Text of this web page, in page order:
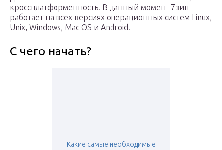
кроссплатформенность. В данный момент 7зип
работает на всех версиях операционных систем Linux,
Unix, Windows, Mac OS и Android.
С чего начать?
Какие самые необходимые